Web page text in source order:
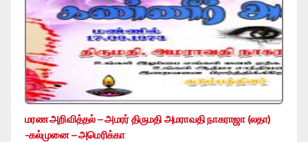
மரண அறிவித்தல் – அமரர் திருமதி அமராவதி நாகராஜா (லதா)
-கல்முனை – அமெரிக்கா